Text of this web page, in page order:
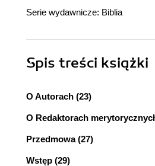
Serie wydawnicze: Biblia
Spis treści książki
O Autorach (23)
O Redaktorach
Przedmowa (27)
Wstęp (29)